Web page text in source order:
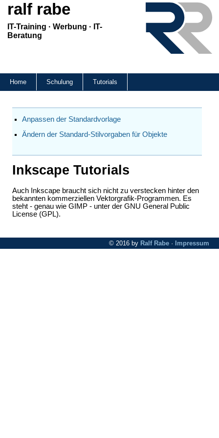
ralf rabe
IT-Training · Werbung · IT-
Beratung
Home Schulung Tutorials
Anpassen der Standardvorlage
Ändern der Standard-Stilvorgaben für Objekte
Inkscape Tutorials
Auch Inkscape braucht sich nicht zu verstecken hinter den
bekannten kommerziellen Vektorgrafik-Programmen. Es
steht - genau wie GIMP - unter der GNU General Public
License (GPL).
© 2016 by Ralf Rabe · Impressum